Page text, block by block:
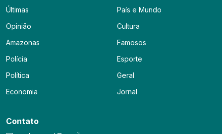
Últimas
Opinião
Amazonas
Polícia
Política
Economia
País e Mundo
Cultura
Famosos
Esporte
Geral
Jornal
Contato